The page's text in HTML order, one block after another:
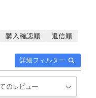
詳細フィルター
購入確認順
返信順